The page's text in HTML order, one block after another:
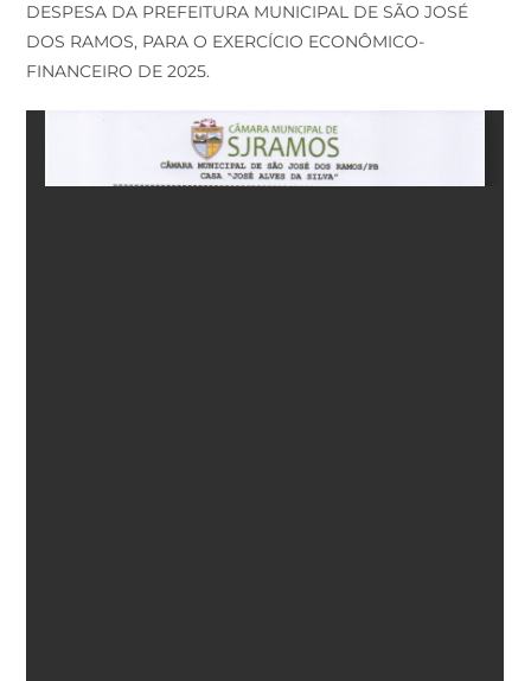
DESPESA DA PREFEITURA MUNICIPAL DE SÃO JOSÉ
DOS RAMOS, PARA O EXERCÍCIO ECONÔMICO-
FINANCEIRO DE 2025.